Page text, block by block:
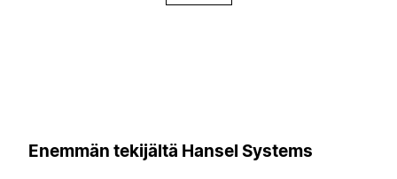
Enemmän tekijältä Hansel Systems